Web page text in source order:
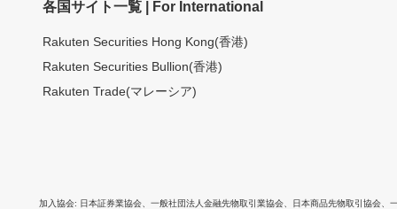
各国サイト一覧 | For International
Rakuten Securities Hong Kong(香港)
Rakuten Securities Bullion(香港)
Rakuten Trade(マレーシア)
加入協会 日本証券業協会 一般社団法人金融先物取引業協会 日本商品先物取引協会